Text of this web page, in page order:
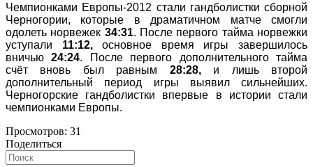
Чемпионками Европы-2012 стали гандболистки сборной
Черногории, которые в драматичном матче смогли
одолеть норвежек 34:31. После первого тайма норвежки
уступали 11:12,основное время игры завершилось
вничью24:24. После первого дополнительного тайма
счёт вновь был равным 28:28,и лишь второй
дополнительный период игры выявил сильнейших.
Черногорские гандболистки впервые в истории стали
чемпионками Европы.
Просмотров: 31
Поделиться